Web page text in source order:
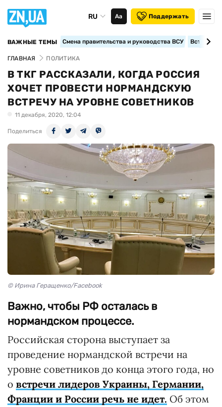
RU Аа Поддержать
ВАЖНЫЕ ТЕМЫ Смена правительства и руководства ВСУ
ГЛАВНАЯ ПОЛИТИКА
В ТКГ РАССКАЗАЛИ, КОГДА РОССИЯ
ХОЧЕТ ПРОВЕСТИ НОРМАНДСКУЮ
ВСТРЕЧУ НА УРОВНЕ СОВЕТНИКОВ
11 декабря, 2020, 12:04
Поделиться
© Ирина Геращенко/Facebook
Важно, чтобы РФ осталась в
нормандском процессе.
Российская сторона выступает за
проведение нормандской встречи на
уровне советников до конца этого года, но
о встречи лидеров Украины, Германии,
Франции и России речь не идет. Об этом